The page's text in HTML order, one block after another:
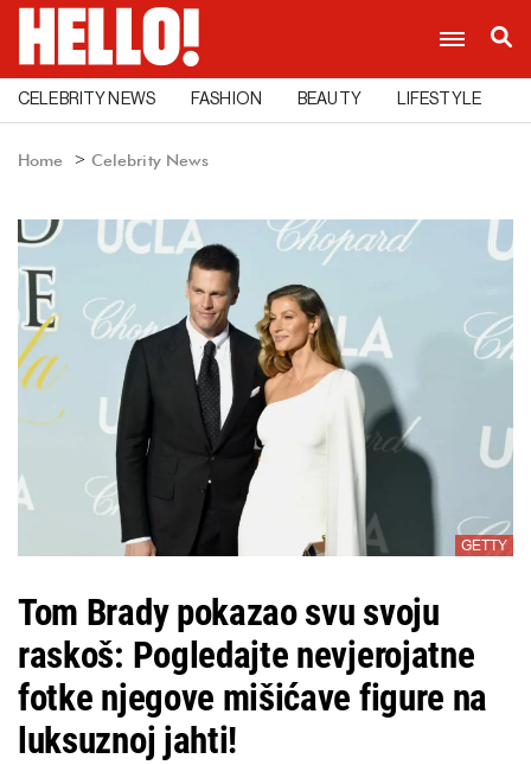
CELEBRITY NEWS FASHION BEAUTY LIFESTYLE
Home Celebrity News
GETTY
Tom Brady pokazao svu svoju
raskoš: Pogledajte nevjerojatne
fotke njegove mišićave figure na
luksuznoj jahti!